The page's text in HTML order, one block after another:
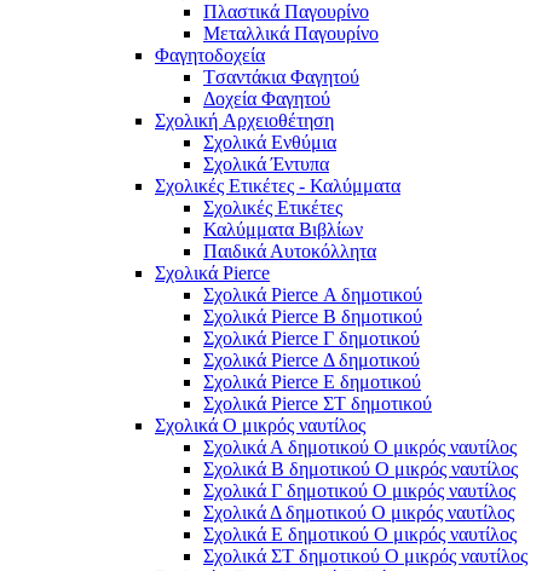
Πλαστικά Παγουρίνo
Μεταλλικά Παγουρίνo
Φαγητοδοχεία
Tσαντάκια Φαγητού
Δοχεία Φαγητού
Σχολική Aρχειοθέτηση
Σχολικά Ενθύμια
Σχολικά Έντυπα
Σχολικές Ετικέτες - Καλύμματα
Σχολικές Ετικέτες
Καλύμματα Βιβλίων
Παιδικά Αυτοκόλλητα
Σχολικά Pierce
Σχολικά Pierce Α δημοτικού
Σχολικά Pierce Β δημοτικού
Σχολικά Pierce Γ δημοτικού
Σχολικά Pierce Δ δημοτικού
Σχολικά Pierce Ε δημοτικού
Σχολικά Pierce ΣΤ δημοτικού
Σχολικά Ο μικρός ναυτίλος
Σχολικά Α δημοτικού Ο μικρός ναυτίλος
Σχολικά Β δημοτικού Ο μικρός ναυτίλος
Σχολικά Γ δημοτικού Ο μικρός ναυτίλος
Σχολικά Δ δημοτικού Ο μικρός ναυτίλος
Σχολικά Ε δημοτικού Ο μικρός ναυτίλος
Σχολικά ΣΤ δημοτικού Ο μικρός ναυτίλος